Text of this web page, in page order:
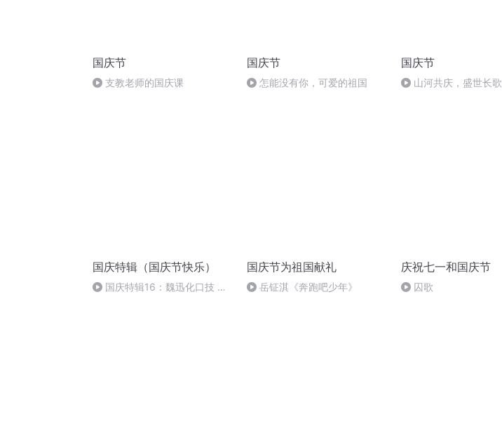
国庆节
支教老师的国庆课
国庆节
怎能没有你，可爱的祖国
国庆节
山河共庆，盛世长歌
国庆特辑（国庆节快乐）
国庆特辑16：魏迅化口技 二
国庆节为祖国献礼
岳钲淇《奔跑吧少年》
庆祝七一和国庆节
囚歌